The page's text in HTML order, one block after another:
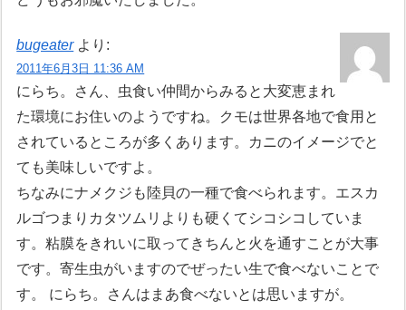
bugeater より:
2011年6月3日 11:36 AM
にらち。さん、虫食い仲間からみると大変恵まれ
た環境にお住いのようですね。クモは世界各地で食用と
されているところが多くあります。カニのイメージでと
ても美味しいですよ。
ちなみにナメクジも陸貝の一種で食べられます。エスカ
ルゴつまりカタツムリよりも硬くてシコシコしていま
す。粘膜をきれいに取ってきちんと火を通すことが大事
です。寄生虫がいますのでぜったい生で食べないことで
す。 にらち。さんはまあ食べないとは思いますが。